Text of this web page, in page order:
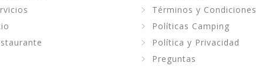
Términos y Condiciones
Políticas Camping
Política y Privacidad
Preguntas